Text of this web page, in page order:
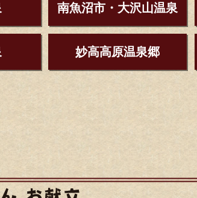
南魚沼市・大沢山温泉
妙高高原温泉郷